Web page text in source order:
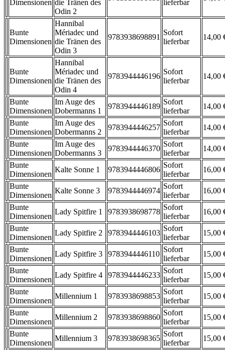
Dimensionen die Tränen des
Odin 2
lieferbar
Bunte
Dimensionen
Hannibal
Mériadec und
die Tränen des
Odin 3
9783938698891
Sofort
lieferbar
14,00
Bunte
Dimensionen
Hannibal
Mériadec und
die Tränen des
Odin 4
9783944446196
Sofort
lieferbar
14,00
Bunte
Dimensionen
Im Auge des
Dobermanns 1
9783944446189
Sofort
lieferbar
14,00
Bunte
Dimensionen
Im Auge des
Dobermanns 2
9783944446257
Sofort
lieferbar
14,00
Bunte
Dimensionen
Im Auge des
Dobermanns 3
9783944446370
Sofort
lieferbar
14,00
Bunte
Dimensionen
Kalte Sonne 1 9783944446806
Sofort
lieferbar
16,00
Bunte
Dimensionen
Kalte Sonne 3 9783944446974
Sofort
lieferbar
16,00
Bunte
Dimensionen
Lady Spitfire 1 9783938698778
Sofort
lieferbar
16,00
Bunte
Dimensionen
Lady Spitfire 2 9783944446103
Sofort
lieferbar
15,00
Bunte
Dimensionen
Lady Spitfire 3 9783944446110
Sofort
lieferbar
15,00
Bunte
Dimensionen
Lady Spitfire 4 9783944446233
Sofort
lieferbar
15,00
Bunte
Dimensionen
Millennium 1 9783938698853
Sofort
lieferbar
15,00
Bunte
Dimensionen
Millennium 2 9783938698860
Sofort
lieferbar
15,00
Bunte
Dimensionen
Millennium 3 9783938698365
Sofort
lieferbar
15,00